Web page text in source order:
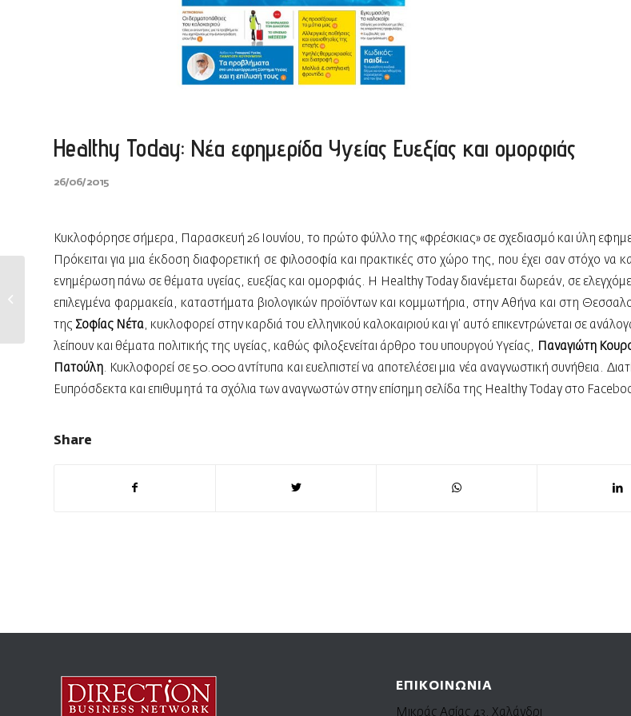
Healthy Today: Νέα εφημερίδα Υγείας Ευεξίας και ομορφιάς
26/06/2015
Κυκλοφόρησε σήμερα, Παρασκευή 26 Ιουνίου, το πρώτο φύλ­λο της «φρέσκιας» σε σχεδιασμό και ύλη
Πρόκειται για μια έκδοση διαφορετική σε φιλοσοφία και πρακτικές στο χώρο της, που έχει σαν στόχο να
ενημέρωση πάνω σε θέματα υγείας, ευεξίας και ομορφιάς. Η Healthy Today διανέμεται δωρεάν, σε
επιλεγμένα φαρμακεία, καταστήματα βιολογικών προϊόντων και κομμωτήρια, στην Αθήνα και στη
της Σοφίας Νέτα, κυκλοφορεί στην καρδιά του ελληνικού καλοκαιριού και γι’ αυτό επικεντρώνεται σε
λείπουν και θέματα πολιτικής της υγείας, καθώς φιλοξενείται άρθρο του υπουργού Υγείας,
Παναγιώτη
Πατούλη. Κυκλοφορεί σε 50.000 αντίτυπα και ευελπιστεί να αποτελέσει μια νέα αναγνωστική συνήθεια.
Eυπρόσδεκτα και επιθυμητά τα σχόλια των αναγνωστών στην επίσημη σελίδα της Healthy Today στο
Share
ΕΠΙΚΟΙΝΩΝΙΑ
Μικράς Ασίας 43, Χαλάνδρι
Entry with Audio